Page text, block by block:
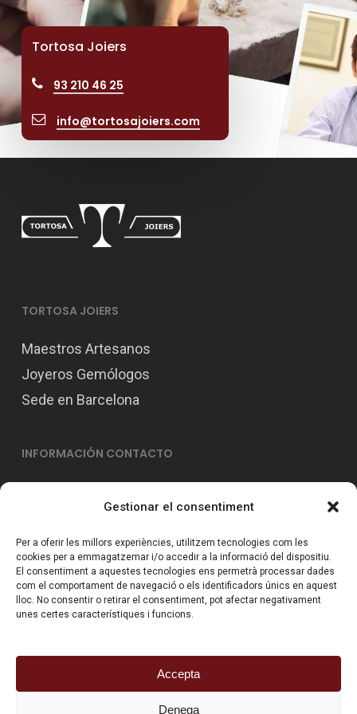
Gestionar el consentiment
Per a oferir les millors experiències, utilitzem tecnologies com les
cookies per a emmagatzemar i/o accedir a la informació del dispositiu.
El consentiment a aquestes tecnologies ens permetrà processar dades
com el comportament de navegació o els identificadors únics en aquest
lloc. No consentir o retirar el consentiment, pot afectar negativament
unes certes característiques i funcions.
Accepta
Denega
Tortosa Joiers
93 210 46 25
info@tortosajoiers.com
TORTOSA JOIERS
Maestros Artesanos
Joyeros Gemólogos
Sede en Barcelona
INFORMACIÓN CONTACTO
680 93 13 21
CONDICIONS GENERALS
Política de Privacitat